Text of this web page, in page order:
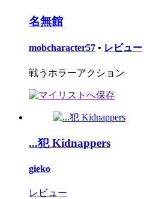
名無館
mobcharacter57 • レビュー
戦うホラーアクション
...犯 Kidnappers
gieko
レビュー